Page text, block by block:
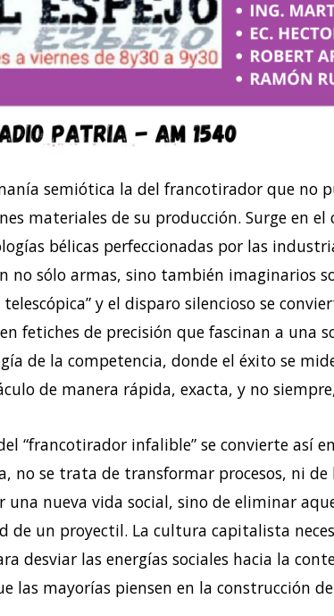
semiótica la del francotirador que no
materiales de su producción. Surge en
bélicas perfeccionadas por las
no sólo armas, sino también imaginarios
telescópica” y el disparo silencioso se
fetiches de precisión que fascinan a una
de la competencia, donde el éxito se
de manera rápida, exacta, y no
“francotirador infalible” se convierte así
no se trata de transformar procesos, ni
una nueva vida social, sino de eliminar
de un proyectil. La cultura capitalista
desviar las energías sociales hacia la
las mayorías piensen en la construcción